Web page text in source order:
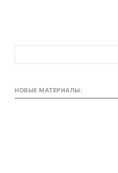
НОВЫЕ МАТЕРИАЛЫ: